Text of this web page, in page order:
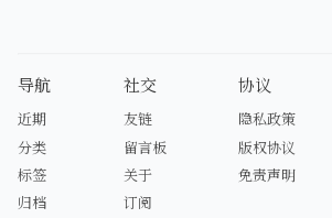
导航
近期
分类
标签
归档
社交
友链
留言板
关于
订阅
协议
隐私政策
版权协议
免责声明